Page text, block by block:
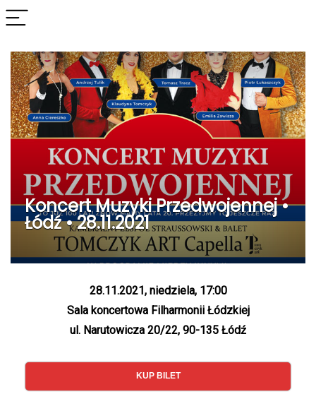
Koncert Muzyki Przedwojennej •
Łódź • 28.11.2021
28.11.2021, niedziela, 17:00
Sala koncertowa Filharmonii Łódzkiej
ul. Narutowicza 20/22, 90-135 Łódź
KUP BILET